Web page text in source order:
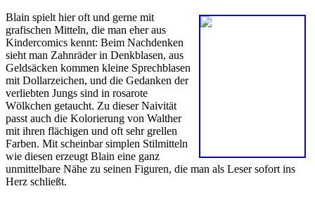
Blain spielt hier oft und gerne mit
grafischen Mitteln, die man eher aus
Kindercomics kennt: Beim Nachdenken
sieht man Zahnräder in Denkblasen, aus
Geldsäcken kommen kleine Sprechblasen
mit Dollarzeichen, und die Gedanken der
verliebten Jungs sind in rosarote
Wölkchen getaucht. Zu dieser Naivität
passt auch die Kolorierung von Walther
mit ihren flächigen und oft sehr grellen
Farben. Mit scheinbar simplen Stilmitteln
wie diesen erzeugt Blain eine ganz
unmittelbare Nähe zu seinen Figuren, die man als Leser sofort ins
Herz schließt.